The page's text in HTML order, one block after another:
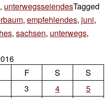
, unterwegsseiendesTagged
, empfehlendes, juni,
, sachsen, unterwegs,
F S
S
3 4
5